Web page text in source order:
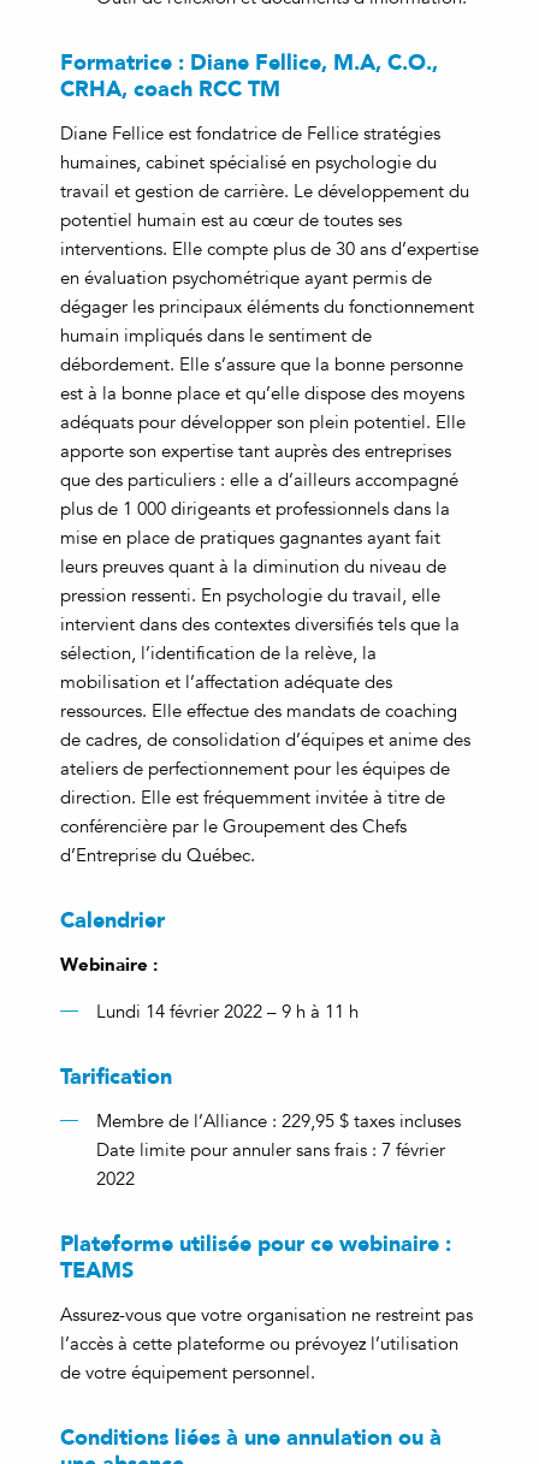
Formatrice : Diane Fellice, M.A, C.O.,
CRHA, coach RCC TM
Diane Fellice est fondatrice de Fellice stratégies
humaines, cabinet spécialisé en psychologie du
travail et gestion de carrière. Le développement du
potentiel humain est au cœur de toutes ses
interventions. Elle compte plus de 30 ans d’expertise
en évaluation psychométrique ayant permis de
dégager les principaux éléments du fonctionnement
humain impliqués dans le sentiment de
débordement. Elle s’assure que la bonne personne
est à la bonne place et qu’elle dispose des moyens
adéquats pour développer son plein potentiel. Elle
apporte son expertise tant auprès des entreprises
que des particuliers : elle a d’ailleurs accompagné
plus de 1 000 dirigeants et professionnels dans la
mise en place de pratiques gagnantes ayant fait
leurs preuves quant à la diminution du niveau de
pression ressenti. En psychologie du travail, elle
intervient dans des contextes diversifiés tels que la
sélection, l’identification de la relève, la
mobilisation et l’affectation adéquate des
ressources. Elle effectue des mandats de coaching
de cadres, de consolidation d’équipes et anime des
ateliers de perfectionnement pour les équipes de
direction. Elle est fréquemment invitée à titre de
conférencière par le Groupement des Chefs
d’Entreprise du Québec.
Calendrier
Webinaire :
Lundi 14 février 2022 – 9 h à 11 h
Tarification
Membre de l’Alliance : 229,95 $ taxes incluses
Date limite pour annuler sans frais : 7 février
2022
Plateforme utilisée pour ce webinaire :
TEAMS
Assurez-vous que votre organisation ne restreint pas
l’accès à cette plateforme ou prévoyez l’utilisation
de votre équipement personnel.
Conditions liées à une annulation ou à